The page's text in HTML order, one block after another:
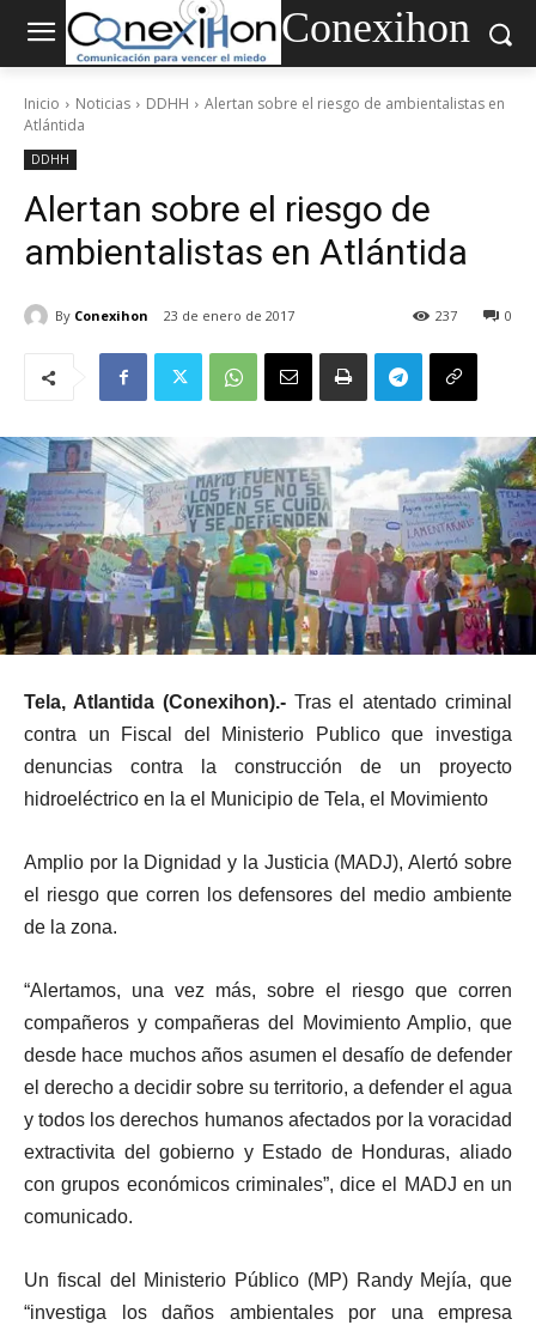
Conexihon
Inicio Noticias DDHH
Alertan sobre el riesgo de ambientalistas en
Atlántida
DDHH
Alertan sobre el riesgo de
ambientalistas en Atlántida
By Conexihon 23 de enero de 2017 0
237
Tela, Atlantida (Conexihon).-Tras el atentado criminal
contra un Fiscal del Ministerio Publico que investiga
denuncias contra la construcción de un proyecto
hidroeléctrico en la el Municipio de Tela, el Movimiento
Amplio por la Dignidad y la Justicia (MADJ), Alertó sobre
el riesgo que corren los defensores del medio ambiente
de la zona.
“Alertamos, una vez más, sobre el riesgo que corren
compañeros y compañeras del Movimiento Amplio, que
desde hace muchos años asumen el desafío de defender
el derecho a decidir sobre su territorio, a defender el agua
y todos los derechos humanos afectados por la voracidad
extractivita del gobierno y Estado de Honduras, aliado
con grupos económicos criminales”, dice el MADJ en un
comunicado.
Un fiscal del Ministerio Público (MP) Randy Mejía, que
“investiga los daños ambientales por una empresa